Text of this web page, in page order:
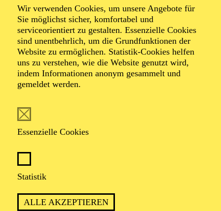
Wir verwenden Cookies, um unsere Angebote für
Sie möglichst sicher, komfortabel und
serviceorientiert zu gestalten. Essenzielle Cookies
sind unentbehrlich, um die Grundfunktionen der
Website zu ermöglichen. Statistik-Cookies helfen
uns zu verstehen, wie die Website genutzt wird,
indem Informationen anonym gesammelt und
gemeldet werden.
Essenzielle Cookies
Statistik
ALLE AKZEPTIEREN
Foto: Benne Ochs
Mercy Malieloa
Sopran
Aktuell beendet sie ihren Master of Music –
Köln in den Klassen von Prof. Brigitte Lindner und
"Music and Society" (2014) am North-West
University’s School of Music and Conservatory